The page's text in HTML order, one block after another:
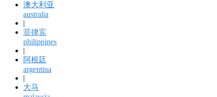
澳大利亚
australia
|
菲律宾
philippines
|
阿根廷
argentina
|
大马